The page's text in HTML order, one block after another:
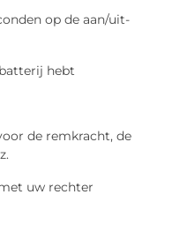
op de aan/uit-
hebt
de remkracht, de
uw rechter